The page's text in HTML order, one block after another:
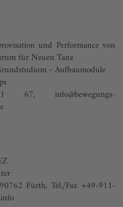
und Performance von
für Neuen Tanz
- Aufbaumodule
61 67, info@bewegungs-
Fürth, Tel./Fax +49-911-